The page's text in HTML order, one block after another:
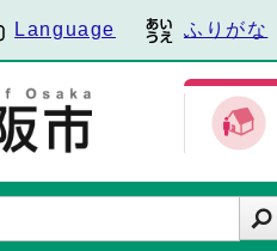
Language ふりがな